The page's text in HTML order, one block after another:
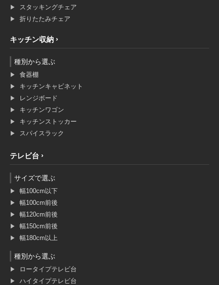
スタッキングチェア
折りたたみチェア
キッチン収納
種別から選ぶ
食器棚
キッチンキャビネット
レンジボード
キッチンワゴン
キッチンストッカー
スパイスラック
テレビ台
サイズで選ぶ
幅100cm以下
幅100cm前後
幅120cm前後
幅150cm前後
幅180cm以上
種別から選ぶ
ロータイプテレビ台
ハイタイプテレビ台